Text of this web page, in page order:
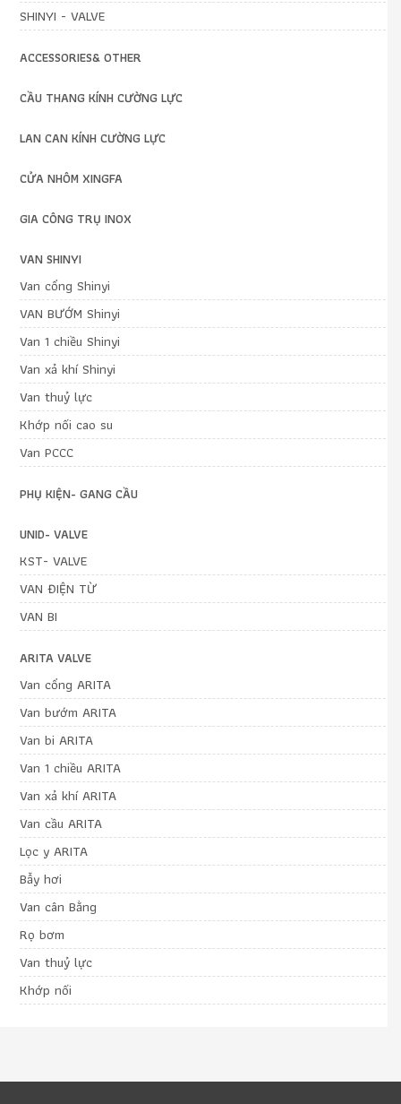
SHINYI - VALVE
ACCESSORIES& OTHER
CẦU THANG KÍNH CƯỜNG LỰC
LAN CAN KÍNH CƯỜNG LỰC
CỬA NHÔM XINGFA
GIA CÔNG TRỤ INOX
VAN SHINYI
Van cổng Shinyi
VAN BƯỚM Shinyi
Van 1 chiều Shinyi
Van xả khí Shinyi
Van thuỷ lực
Khớp nối cao su
Van PCCC
PHỤ KIỆN- GANG CẦU
UNID- VALVE
KST- VALVE
VAN ĐIỆN TỪ
VAN BI
ARITA VALVE
Van cổng ARITA
Van bướm ARITA
Van bi ARITA
Van 1 chiều ARITA
Van xả khí ARITA
Van cầu ARITA
Lọc y ARITA
Bẫy hơi
Van cân Bằng
Rọ bơm
Van thuỷ lực
Khớp nối